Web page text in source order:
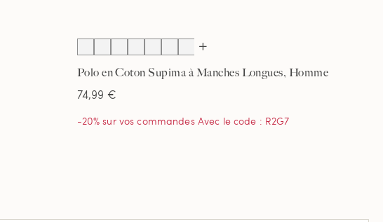
Polo en Coton Supima à Manches Longues, Homme
74,99 €
-20% sur vos commandes Avec le code : R2G7